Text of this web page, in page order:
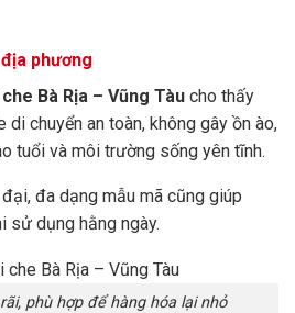
phương
Bà Rịa – Vũng Tàu cho thấy
chuyển an toàn, không gây ồn ào,
tuổi và môi trường sống yên tĩnh.
đa dạng mẫu mã cũng giúp
sử dụng hằng ngày.
phù hợp để hàng hóa lại nhỏ